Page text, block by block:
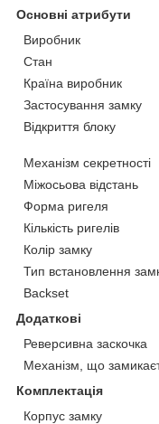
Основні атрибути
Виробник
Стан
Країна виробник
Застосування замку
Відкриття блоку
Механізм секретності
Міжосьова відстань
Форма ригеля
Кількість ригелів
Колір замку
Тип встановлення
Backset
Додаткові
Реверсивна заскочка
Механізм, що
Комплектація
Корпус замку